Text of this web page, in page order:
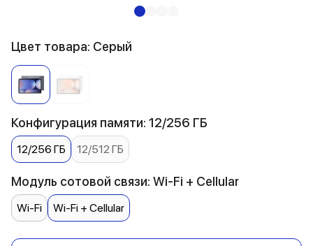
Цвет товара: Серый
Конфигурация памяти: 12/256 ГБ
12/256 ГБ 12/512 ГБ
Модуль сотовой связи: Wi-Fi + Cellular
Wi-Fi Wi-Fi + Cellular